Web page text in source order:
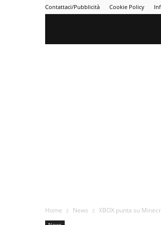
Contattaci/Pubblicità Cookie Policy
Home News XBOX punta su